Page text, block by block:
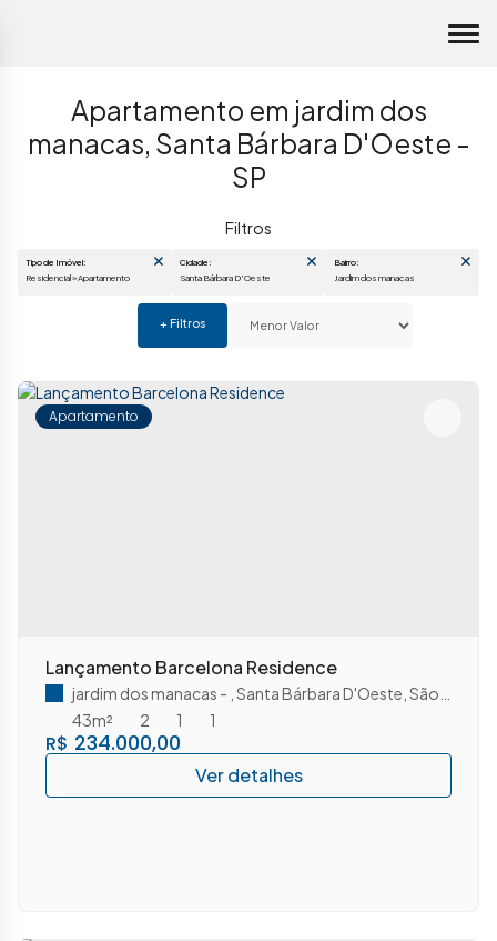
Apartamento em jardim dos
manacas, Santa Bárbara D'Oeste -
SP
Residencial » Apartamento Santa Bárbara D'Oeste
Apartamento
Lançamento Barcelona Residence
R$ 234.000,00
jardim dos manacas Santa Bárbara D'Oeste São Paulo
2
1
43m² 1